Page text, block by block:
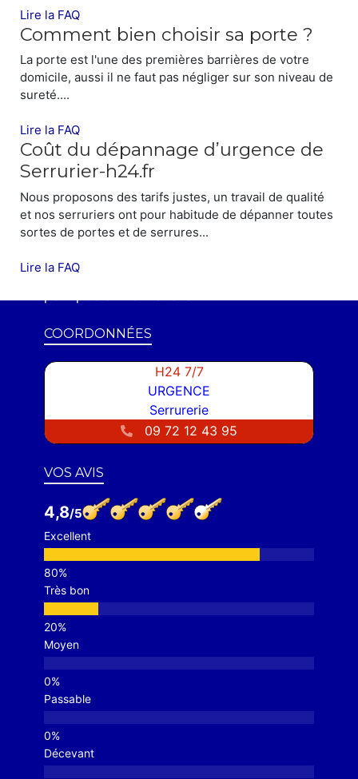
Lire la FAQ
Comment bien choisir sa porte ?
La porte est l'une des premières barrières de votre
domicile, aussi il ne faut pas négliger sur son niveau de
sureté....
Lire la FAQ
Coût du dépannage d’urgence de
Serrurier-h24.fr
Nous proposons des tarifs justes, un travail de qualité
et nos serruriers ont pour habitude de dépanner toutes
sortes de portes et de serrures...
Lire la FAQ
SYNDICS ET ENTREPRISES
Serrurier-h24.frassure également les
des Syndics et Entreprises.
COORDONNÉES
H24 7/7
URGENCE
Serrurerie
09 72 12 43 95
VOS AVIS
4,8
Excellent
Très bon
Moyen
Passable
Décevant